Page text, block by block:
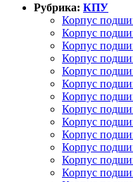
Рубрика: КПУ
Корпус
Корпус
Корпус
Корпус
Корпус
Корпус
Корпус
Корпус
Корпус
Корпус
Корпус
Корпус
Корпус